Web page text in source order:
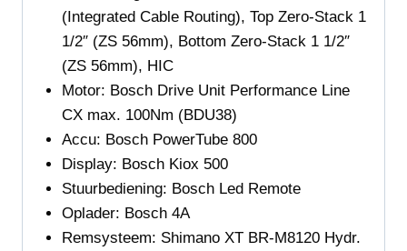
(Integrated Cable Routing), Top Zero-Stack 1
1/2″ (ZS 56mm), Bottom Zero-Stack 1 1/2″
(ZS 56mm), HIC
Motor: Bosch Drive Unit Performance Line
CX max. 100Nm (BDU38)
Accu: Bosch PowerTube 800
Display: Bosch Kiox 500
Stuurbediening: Bosch Led Remote
Oplader: Bosch 4A
Remsysteem: Shimano XT BR-M8120 Hydr.